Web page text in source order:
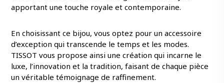
apportant une touche royale et contemporaine.
En choisissant ce bijou, vous optez pour un accessoire
d’exception qui transcende le temps et les modes.
TISSOT vous propose ainsi une création qui incarne le
luxe, l’innovation et la tradition, faisant de chaque pièce
un véritable témoignage de raffinement.